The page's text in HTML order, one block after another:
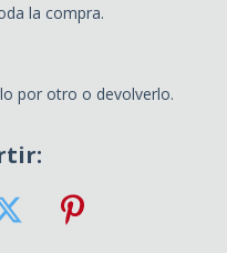
la compra.
por otro o devolverlo.